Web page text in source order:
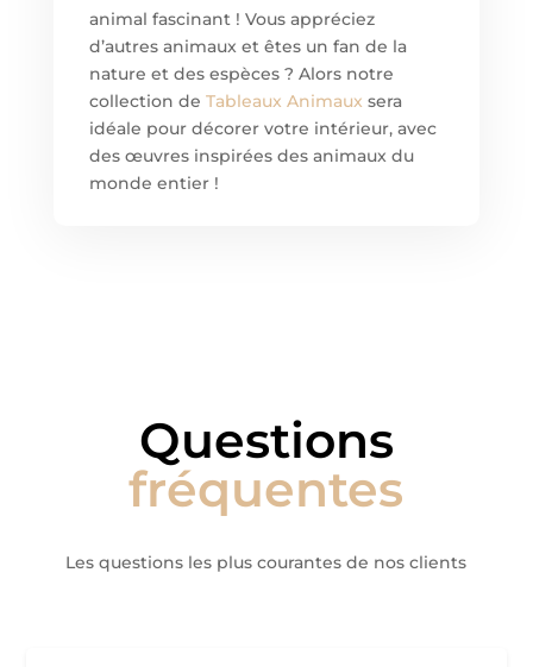
animal fascinant ! Vous appréciez
d’autres animaux et êtes un fan de la
nature et des espèces ? Alors notre
collection de Tableaux Animaux sera
idéale pour décorer votre intérieur, avec
des œuvres inspirées des animaux du
monde entier !
Questions
fréquentes
Les questions les plus courantes de nos clients